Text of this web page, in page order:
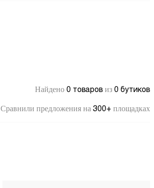
Найдено 0 товаров из 0 бутиков
Сравнили предложения на 300+ площадках